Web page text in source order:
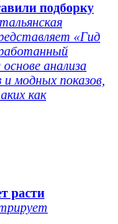
подборку
«Гид
анализа
модных показов,
как
расти